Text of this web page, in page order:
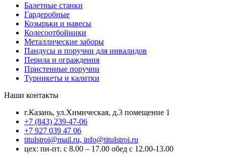
Балетные станки
Гардеробные
Козырьки и навесы
Колесоотбойники
Металлические заборы
Пандусы и поручни для инвалидов
Перила и ограждения
Пристенные поручни
Турникеты и калитки
Наши контакты
г.Казань, ул.Химическая, д.3 помещение 1
+7 (843) 239-47-06
+7 927 039 47 06
titulstroi@mail.ru, info@titulstroi.ru
цех: пн-пт. с 8.00 – 17.00 обед с 12.00-13.00